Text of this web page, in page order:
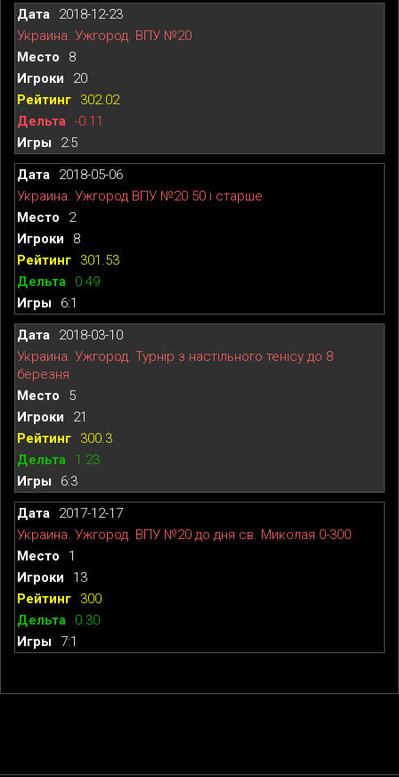
2018-12-23
Украина. Ужгород. ВПУ №20
8
20
302.02
-0.11
2:5
2018-05-06
Украина. Ужгород ВПУ №20 50 і старше
2
8
301.53
0.49
6:1
2018-03-10
Украина. Ужгород. Турнір з настільного тенісу до 8
березня
5
21
300.3
1.23
6:3
2017-12-17
Украина. Ужгород. ВПУ №20 до дня св. Миколая 0-300
1
13
300
0.30
7:1